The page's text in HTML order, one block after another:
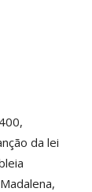
da lei